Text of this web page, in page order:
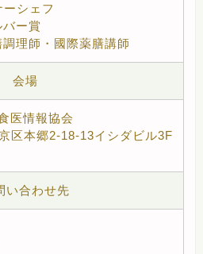
シェフ
ー賞
理師・國際薬膳講師
会場
医情報協会
区本郷2-18-13イシダビル3F
い合わせ先